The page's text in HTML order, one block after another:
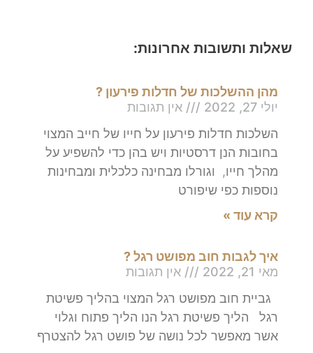
שאלות ותשובות אחרונות:
מהן ההשלכות של חדלות פירעון ?
יולי 27, 2022
אין תגובות
השלכות חדלות פירעון על חייו של חייב המצוי
בחובות הנן דרסטיות ויש בהן כדי להשפיע על
מהלך חייו, וגורלו מבחינה כלכלית ומבחינות
נוספות כפי שיפורט
קרא עוד »
איך לגבות חוב מפושט רגל ?
מאי 21, 2022
אין תגובות
גביית חוב מפושט רגל המצוי בהליך פשיטת
רגל הליך פשיטת רגל הנו הליך פתוח וגלוי
אשר מאפשר לכל נושה של פושט רגל להצטרף